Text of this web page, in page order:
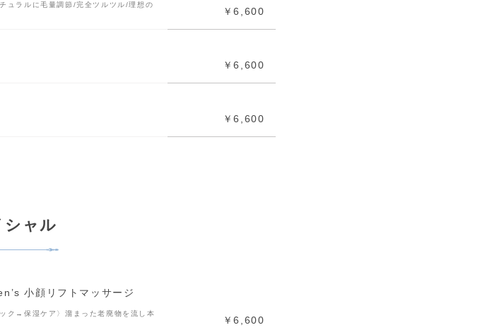
ュラルに毛量調節/完全ツルツル/理想の
￥6,600
￥6,600
￥6,600
シャル
小顔リフトマッサージ
ク→保湿ケア〉溜まった老廃物を流し本
￥6,600